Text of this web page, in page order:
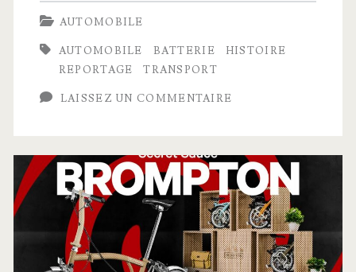
voitures
électriques
entreprise
chinoise
CATL
AUTOMOBILE
AUTOMOBILE BATTERIE
HISTOIRE
REPORTAGE
TRANSPORT
LAISSEZ UN COMMENTAIRE